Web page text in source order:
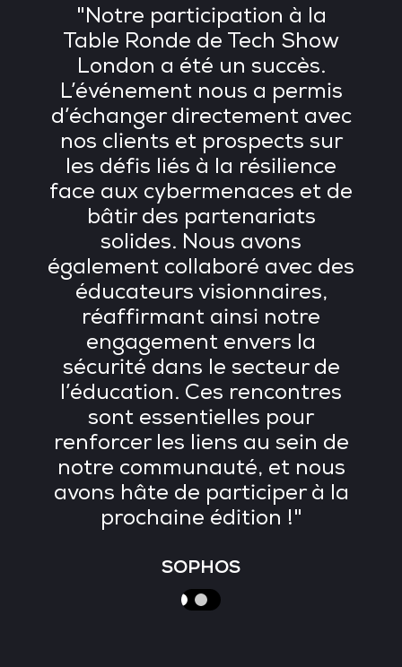
"Notre participation à la
Table Ronde de Tech Show
London a été un succès.
L’événement nous a permis
d’échanger directement avec
nos clients et prospects sur
les défis liés à la résilience
face aux cybermenaces et de
bâtir des partenariats
solides. Nous avons
également collaboré avec des
éducateurs visionnaires,
réaffirmant ainsi notre
engagement envers la
sécurité dans le secteur de
l’éducation. Ces rencontres
sont essentielles pour
renforcer les liens au sein de
notre communauté, et nous
avons hâte de participer à la
prochaine édition !"
SOPHOS